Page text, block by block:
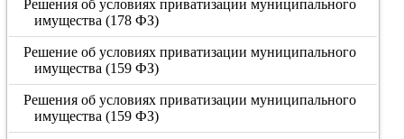
Решения об условиях приватизации муниципального
имущества (178 ФЗ)
Решение об условиях приватизации муниципального
имущества (159 ФЗ)
Решения об условиях приватизации муниципального
имущества (159 ФЗ)